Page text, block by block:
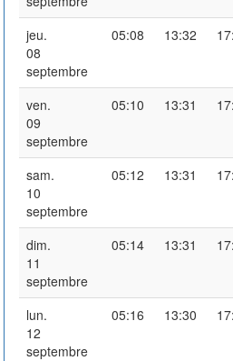
jeu.
08
septembre
05:08 13:32
ven.
09
septembre
05:10 13:31
sam.
10
septembre
05:12 13:31
dim.
11
septembre
05:14 13:31
lun.
12
septembre
05:16 13:30